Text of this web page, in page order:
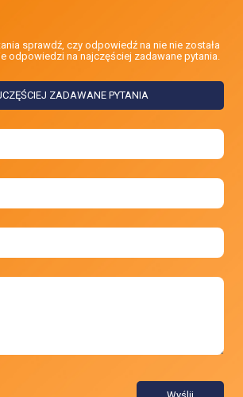
sprawdź, czy odpowiedź na nie nie została
odpowiedzi na najczęściej zadawane pytania.
ZADAWANE PYTANIA